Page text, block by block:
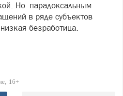
Но парадоксальным
в ряде субъектов
безработица.
16+